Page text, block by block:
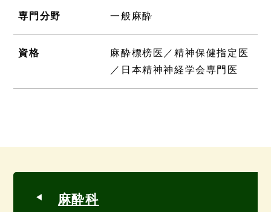
専門分野 一般麻酔
資格
麻酔標榜医／精神保健指定医
／日本精神神経学会専門医
麻酔科